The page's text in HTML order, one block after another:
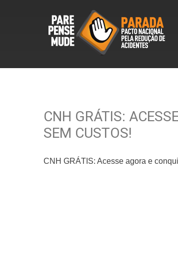
CNH GRÁTIS:
SEM CUSTOS!
CNH GRÁTIS: Acesse agora e